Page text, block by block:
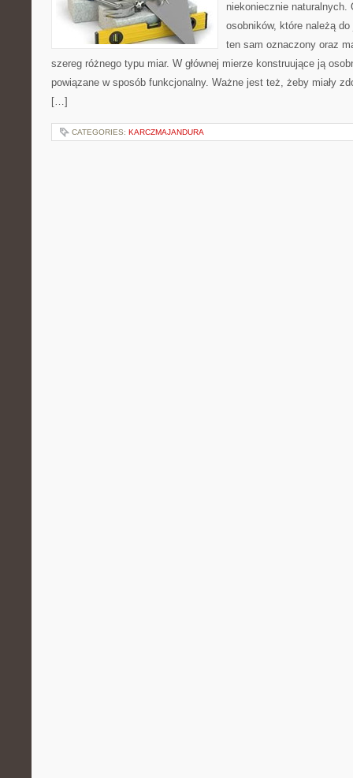
niekoniecznie naturalnych.
osobników, które należą
ten sam oznaczony oraz
szereg różnego typu miar. W głównej mierze konstruujące ją
powiązane w sposób funkcjonalny. Ważne jest też, żeby miały
[…]
CATEGORIES: KARCZMAJANDURA